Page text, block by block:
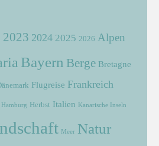
2023 2024 2025 2026 Alpen
Bayern Berge Bretagne
Flugreise Frankreich
Hamburg Herbst Italien Kanarische Inseln
Meer Natur